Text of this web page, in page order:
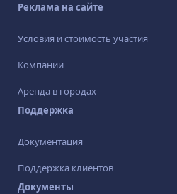
Реклама на сайте
Условия и стоимость участия
Компании
Аренда в городах
Поддержка
Документация
Поддержка клиентов
Документы